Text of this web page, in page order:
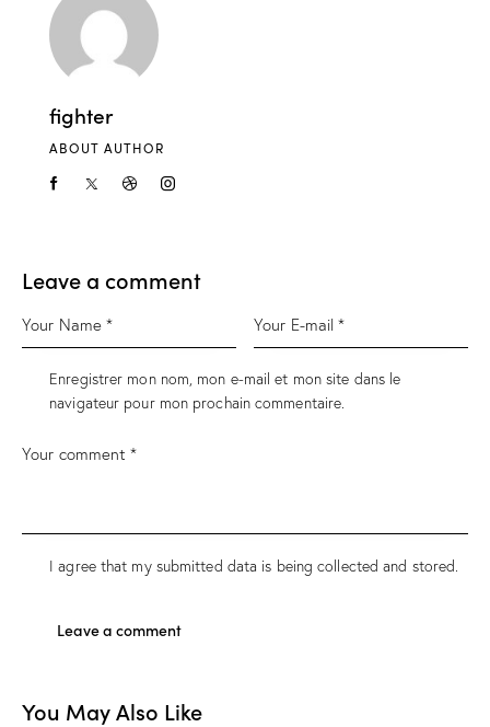
fighter
ABOUT AUTHOR
Leave a comment
Enregistrer mon nom, mon e-mail et mon site dans le
navigateur pour mon prochain commentaire.
I agree that my submitted data is beingcollected and stored.
You May Also Like